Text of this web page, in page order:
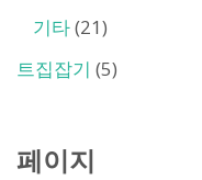
기타(21)
트집잡기 (5)
페이지